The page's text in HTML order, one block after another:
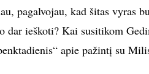
pagalvojau, kad šitas vyras
dar ieškoti? Kai susitikom
apie pažintį su